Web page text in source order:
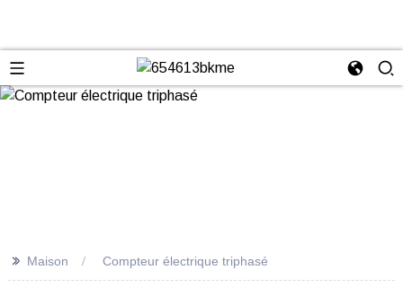
>> Maison Compteur électrique triphasé